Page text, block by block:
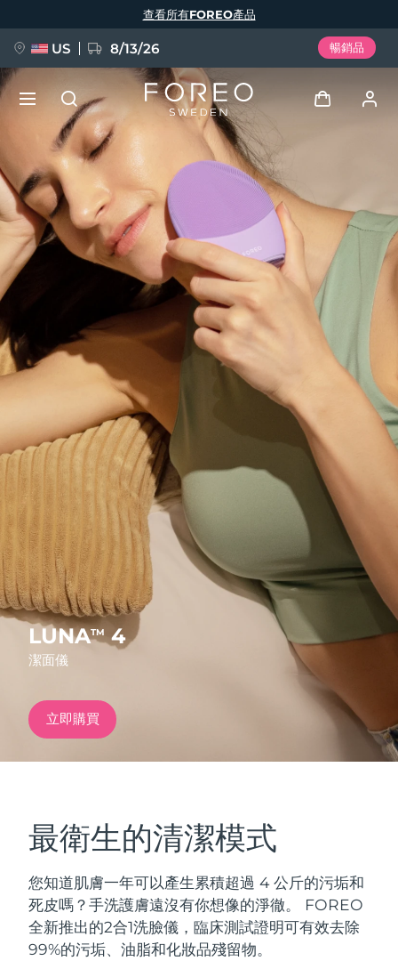
LUNATM4
潔面儀
立即購買
最衛生的清潔模式
您知道肌膚一年可以產生累積超過 4 公斤的污垢和
死皮嗎？手洗護膚遠沒有你想像的淨徹。 FOREO
全新推出的2合1洗臉儀，臨床測試證明可有效去除
99%的污垢、油脂和化妝品殘留物。
查看所有FOREO產品
US 8/13/26 暢銷品
用戶信息
我的設備
我的訂單
我的地址
我的訂閱
新品
FAQ™ Pure Beauty-Tech Elixir
BREAKING NEWS
issa™ Teeth Whitening Set
FAQ™ Dual LED Panel
熱門產品
特別優惠
紅光療法
面部清潔
LUNA™ 4 套裝
Anti-aging massage
緊致提拉
BEAR™ 2 套裝
Microcurrent toning
語言
English Deutsch
Español
Français
Italiano
Português
Svenska
Русский
Türkçe
简体中文 繁體中文
發貨國家
美國 預計送達日期 8/13/26
英國 預計送達日期 8/12/26
西班牙 8/12/26
澳洲 預計送達日期 8/15/26
法國 預計送達日期
德國 預計送達日期
加拿大 預計送達日期 8/16/26
奧地利 預計送達日期
比利時 預計送達日期8/12/26
百慕達 預計送達日期